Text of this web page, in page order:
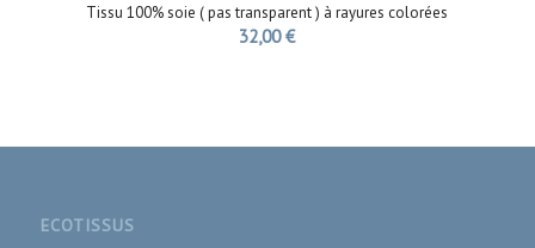
Tissu 100% soie ( pas transparent ) à rayures colorées
32,00€
ECOTISSUS